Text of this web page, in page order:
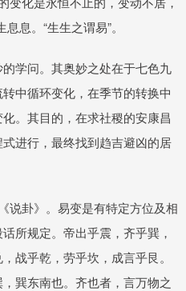
息。“生生之谓易”。
学问。其奥妙之处在于七色九
中循环变化，在季节的转换中
。其目的，在求社稷的安康昌
进行，最终找到趋吉避凶的居
说卦》。易变是有特定方位及相
所规定。帝出乎震，齐乎巽，
战乎乾，劳乎坎，成言乎艮。
巽东南也。齐也者，言万物之